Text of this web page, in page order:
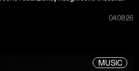
04.08.26
MUSIC